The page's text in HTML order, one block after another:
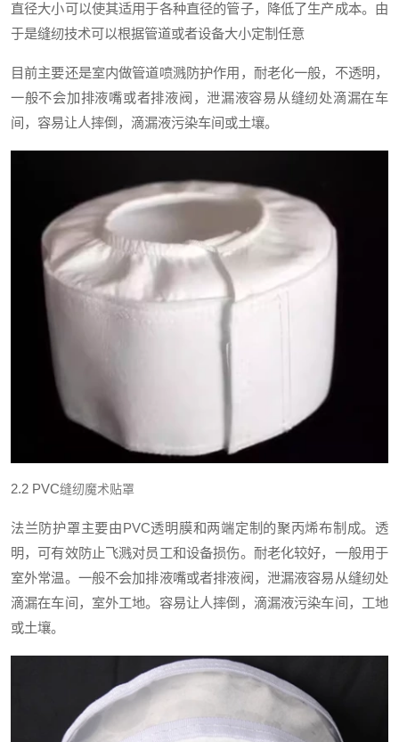
直径大小可以使其适用于各种直径的管子，降低了生产成本。由
于是缝纫技术可以根据管道或者设备大小定制任意
目前主要还是室内做管道喷溅防护作用，耐老化一般，不透明，
一般不会加排液嘴或者排液阀，泄漏液容易从缝纫处滴漏在车
间，容易让人摔倒，滴漏液污染车间或土壤。
2.2 PVC缝纫魔术贴罩
法兰防护罩主要由PVC透明膜和两端定制的聚丙烯布制成。透
明，可有效防止飞溅对员工和设备损伤。耐老化较好，一般用于
室外常温。一般不会加排液嘴或者排液阀，泄漏液容易从缝纫处
滴漏在车间，室外工地。容易让人摔倒，滴漏液污染车间，工地
或土壤。